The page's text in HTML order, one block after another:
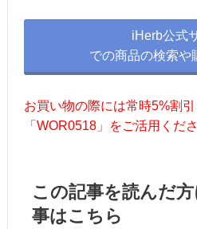
iHerb公式
での商品の検索や
お買い物の際には常時5%割
「WOR0518」をご活用くださ
この記事を読んだ
事はこちら